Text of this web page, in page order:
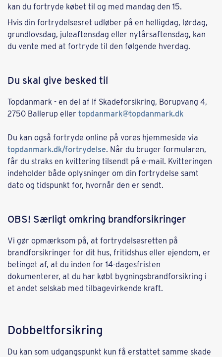
kan du fortryde købet til og med mandag den 15.
Hvis din fortrydelsesret udløber på en helligdag, lørdag,
grundlovsdag, juleaftensdag eller nytårsaftensdag, kan
du vente med at fortryde til den følgende hverdag.
Du skal give besked til
Topdanmark - en del af If Skadeforsikring, Borupvang 4,
2750 Ballerup eller topdanmark@topdanmark.dk
Du kan også fortryde online på vores hjemmeside via
topdanmark.dk/fortrydelse. Når du bruger formularen,
får du straks en kvittering tilsendt på e-mail. Kvitteringen
indeholder både oplysninger om din fortrydelse samt
dato og tidspunkt for, hvornår den er sendt.
OBS! Særligt omkring brandforsikringer
Vi gør opmærksom på, at fortrydelsesretten på
brandforsikringer for dit hus, fritidshus eller ejendom, er
betinget af, at du inden for 14-dagesfristen
dokumenterer, at du har købt bygningsbrandforsikring i
et andet selskab med tilbagevirkende kraft.
Dobbeltforsikring
Du kan som udgangspunkt kun få erstattet samme skade